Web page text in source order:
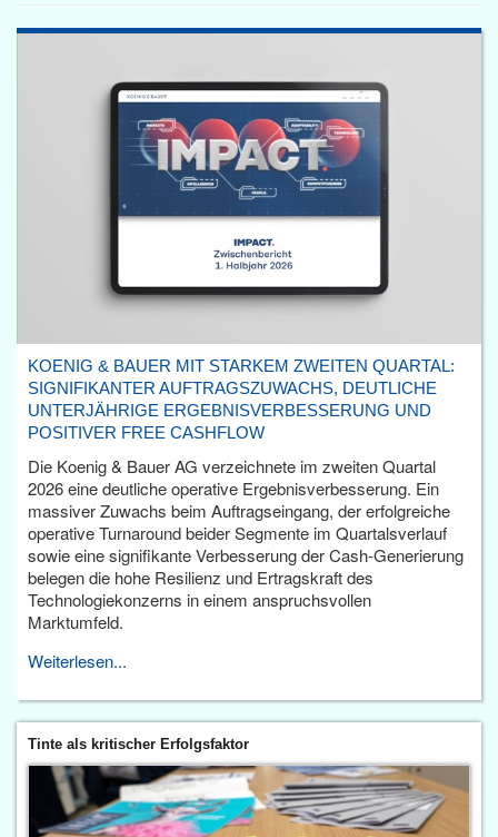
KOENIG & BAUER MIT STARKEM ZWEITEN QUARTAL:
SIGNIFIKANTER AUFTRAGSZUWACHS, DEUTLICHE
UNTERJÄHRIGE ERGEBNISVERBESSERUNG UND
POSITIVER FREE CASHFLOW
Die Koenig & Bauer AG verzeichnete im zweiten Quartal
2026 eine deutliche operative Ergebnisverbesserung. Ein
massiver Zuwachs beim Auftragseingang, der erfolgreiche
operative Turnaround beider Segmente im Quartalsverlauf
sowie eine signifikante Verbesserung der Cash-Generierung
belegen die hohe Resilienz und Ertragskraft des
Technologiekonzerns in einem anspruchsvollen
Marktumfeld.
Weiterlesen...
Tinte als kritischer Erfolgsfaktor